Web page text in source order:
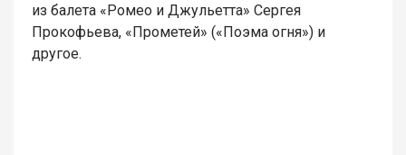
из балета «Ромео и Джульетта» Сергея
Прокофьева, «Прометей» («Поэма огня») и
другое.